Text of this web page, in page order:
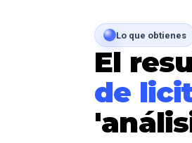
Lo que obtienes
El
de